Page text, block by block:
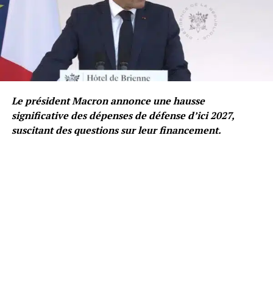
Le président Macron annonce une hausse
significative des dépenses de défense d’ici 2027,
suscitant des questions sur leur financement.